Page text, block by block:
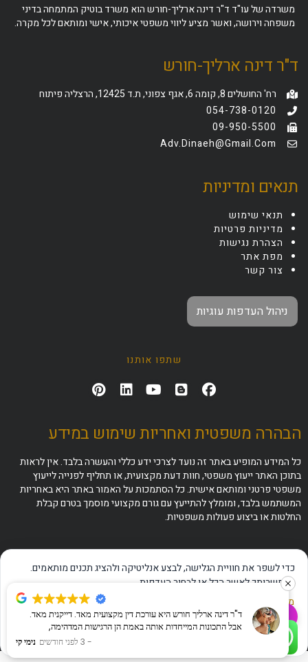
משרדה של עו"ד ד"ר דינה ארליך-חורש הוא משרד בוטיק המתמחה בדיני
משפחה וירושה, ואשר מציע ליווי משפטי איכותי, אישי ומותאם לכל מקרה.
ד"ר דינה ארליך-חורש
רח' החושלים 8, קומה 6, אגף צפוני, ת.ד 12425, הרצליה פיתוח
054-738-0120
09-950-5500
Adv.dinaeh@gmail.com
תנאים ומדיניות
תנאי שימוש
מדיניות פרטיות
הצהרת נגישות
מפת אתר
צור קשר
ניהול העדפות עוגיות
שתפו אותנו
הבהרה משפטית ואחריות שימוש במידע
כל המידע המופיע באתר זה נועד לצרכי ידע כללי והעשרה בלבד. אין לראות
בתוכן האתר ייעוץ משפטי, חוות דעת מקצועית, או תחליף לפנייה לייעוץ
משפטי פרטני ומותאם אישית. כל הסתמכות על האמור באתר היא באחריות
המשתמש בלבד, ומומלץ להתייעץ עם גורם מקצועי מוסמך בטרם קבלת
החלטות או ביצוע פעולות משפטיות.
✦שאלו את ה-AI שלנו
התקשרו עכשיו לוואטסאפ מהיר
כדי לשפר את חוויית הגלישה, לבצע אנליטיקה ולהציג תכנים מותאמים.
באפשרותך לאשר הכל או לבחור העדפות.
מדיניות פרטיות
הצהרת נגישות
אישור הכל דחייה ניהול העדפות
ד"ר דינה ארליך חורש היא עורכת דין מקצועית מאד. דייקנית מאד.
אבל התכונות המייחדות אותה באמת הן הרגישות המדהימה,
האכפתיות והעדינות שבה היא מתקשרת עם אדם מבוגר שבישורתנימי קי 3 לפני חודשים